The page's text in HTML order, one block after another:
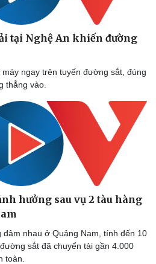
tại Nghệ An khiến đường
ngay trên tuyến đường sắt, đúng
thẳng vào.
hưởng sau vụ 2 tàu hàng
đâm nhau ở Quảng Nam, tính đến 10
sắt đã chuyển tải gần 4.000
toàn.